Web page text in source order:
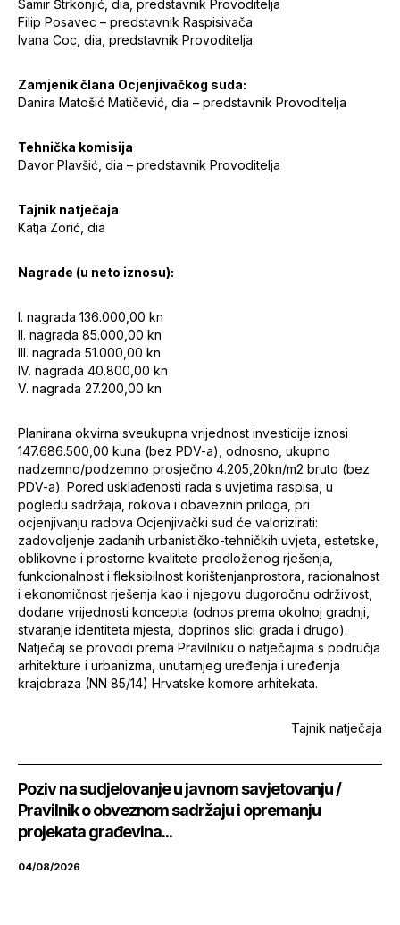
Samir Štrkonjić, dia, predstavnik Provoditelja
Filip Posavec – predstavnik Raspisivača
Ivana Coc, dia, predstavnik Provoditelja
Zamjenik člana Ocjenjivačkog suda:
Danira Matošić Matičević, dia – predstavnik Provoditelja
Tehnička komisija
Davor Plavšić, dia – predstavnik Provoditelja
Tajnik natječaja
Katja Zorić, dia
Nagrade (u neto iznosu):
I. nagrada 136.000,00 kn
II. nagrada 85.000,00 kn
III. nagrada 51.000,00 kn
IV. nagrada 40.800,00 kn
V. nagrada 27.200,00 kn
Planirana okvirna sveukupna vrijednost investicije iznosi
147.686.500,00 kuna (bez PDV-a), odnosno, ukupno
nadzemno/podzemno prosječno 4.205,20kn/m2 bruto (bez
PDV-a). Pored usklađenosti rada s uvjetima raspisa, u
pogledu sadržaja, rokova i obaveznih priloga, pri
ocjenjivanju radova Ocjenjivački sud će valorizirati:
zadovoljenje zadanih urbanističko-tehničkih uvjeta, estetske,
oblikovne i prostorne kvalitete predloženog rješenja,
funkcionalnost i fleksibilnost korištenjanprostora, racionalnost
i ekonomičnost rješenja kao i njegovu dugoročnu održivost,
dodane vrijednosti koncepta (odnos prema okolnoj gradnji,
stvaranje identiteta mjesta, doprinos slici grada i drugo).
Natječaj se provodi prema Pravilniku o natječajima s područja
arhitekture i urbanizma, unutarnjeg uređenja i uređenja
krajobraza (NN 85/14) Hrvatske komore arhitekata.
Tajnik natječaja
Poziv na sudjelovanje u javnom savjetovanju /
Pravilnik o obveznom sadržaju i opremanju
projekata građevina...
04/08/2026